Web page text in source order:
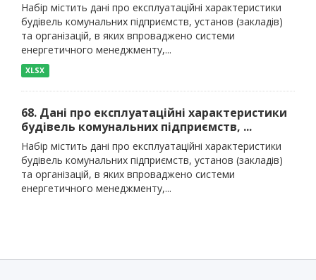
Набір містить дані про експлуатаційні характеристики
будівель комунальних підприємств, установ (закладів)
та організацій, в яких впроваджено системи
енергетичного менеджменту,...
XLSX
68. Дані про експлуатаційні характеристики
будівель комунальних підприємств, ...
Набір містить дані про експлуатаційні характеристики
будівель комунальних підприємств, установ (закладів)
та організацій, в яких впроваджено системи
енергетичного менеджменту,...